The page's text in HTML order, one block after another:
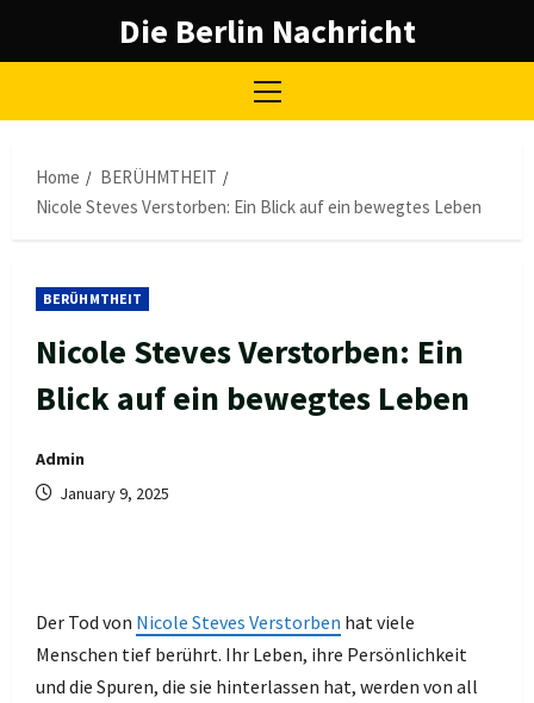
Die Berlin Nachricht
Primary
Home
BERÜHMTHEIT
Nicole Steves Verstorben: Ein Blick auf ein bewegtes Leben
BERÜHMTHEIT
Nicole Steves Verstorben: Ein
Blick auf ein bewegtes Leben
Admin
January 9, 2025
Der Tod von Nicole Steves Verstorben hat viele
Menschen tief berührt. Ihr Leben, ihre Persönlichkeit
und die Spuren, die sie hinterlassen hat, werden von all